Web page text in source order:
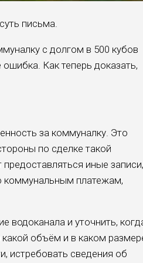
письма.
с долгом в 500 кубов
Как теперь доказать,
за коммуналку. Это
по сделке такой
иные записи,
коммунальным платежам,
водоканала и уточнить,
объём и в каком
истребовать сведения об